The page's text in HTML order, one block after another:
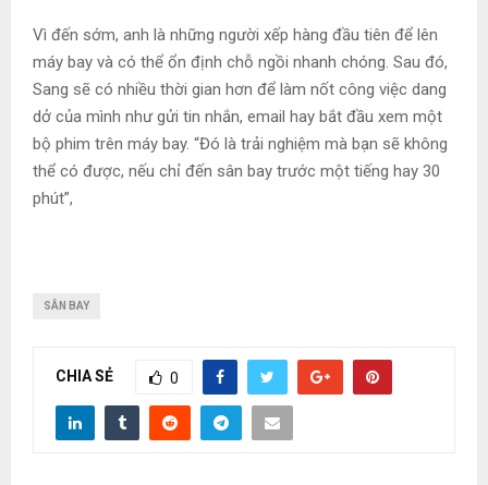
Vì đến sớm, anh là những người xếp hàng đầu tiên để lên
máy bay và có thể ổn định chỗ ngồi nhanh chóng. Sau đó,
Sang sẽ có nhiều thời gian hơn để làm nốt công việc dang
dở của mình như gửi tin nhắn, email hay bắt đầu xem một
bộ phim trên máy bay. “Đó là trải nghiệm mà bạn sẽ không
thể có được, nếu chỉ đến sân bay trước một tiếng hay 30
phút”,
SÂN BAY
CHIA SẺ 0